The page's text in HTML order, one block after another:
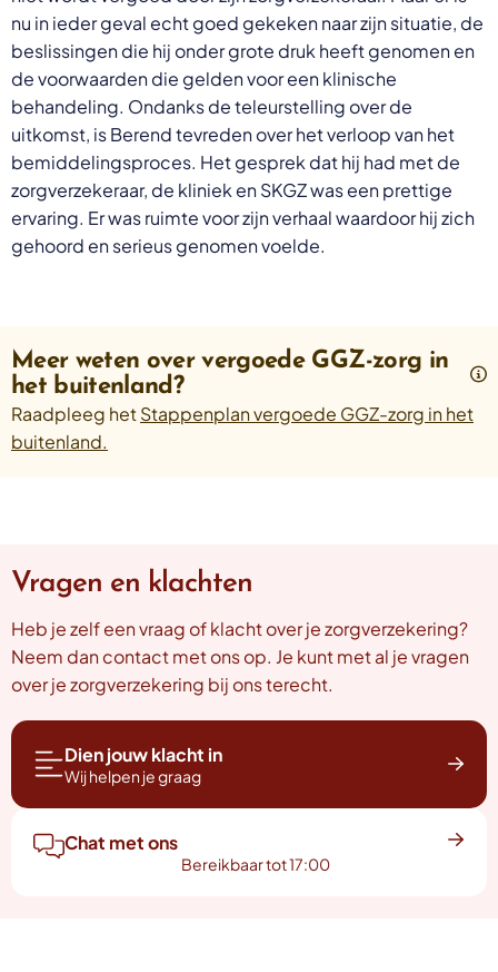
nu in ieder geval echt goed gekeken naar zijn situatie, de
beslissingen die hij onder grote druk heeft genomen en
de voorwaarden die gelden voor een klinische
behandeling. Ondanks de teleurstelling over de
uitkomst, is Berend tevreden over het verloop van het
bemiddelingsproces. Het gesprek dat hij had met de
zorgverzekeraar, de kliniek en SKGZ was een prettige
ervaring. Er was ruimte voor zijn verhaal waardoor hij zich
gehoord en serieus genomen voelde.
Meer weten over vergoede GGZ-zorg in
het buitenland?
Raadpleeg hetStappenplan vergoede GGZ-zorg in het
buitenland.
Vragen en klachten
Heb je zelf een vraag of klacht over je zorgverzekering?
Neem dan contact met ons op. Je kunt met al je vragen
over je zorgverzekering bij ons terecht.
Dien jouw klacht in
Wij helpen je graag
Chat met ons
Bereikbaar tot 17:00